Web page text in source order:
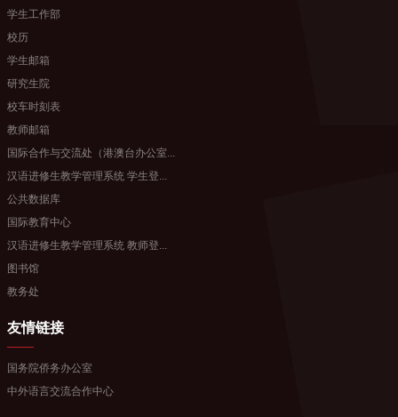
学生工作部
校历
学生邮箱
研究生院
校车时刻表
教师邮箱
国际合作与交流处（港澳台办公室...
汉语进修生教学管理系统 学生登...
公共数据库
国际教育中心
汉语进修生教学管理系统 教师登...
图书馆
教务处
友情链接
国务院侨务办公室
中外语言交流合作中心